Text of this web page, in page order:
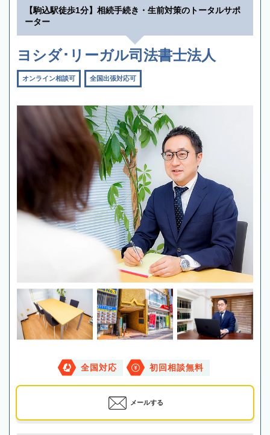
【駒込駅徒歩1分】相続手続き・生前対策のトータルサポ
ーター
ヨシダ･リーガル司法書士法人
オンライン相談可 全国出張対応可
全国対応 初回相談無料
メールする